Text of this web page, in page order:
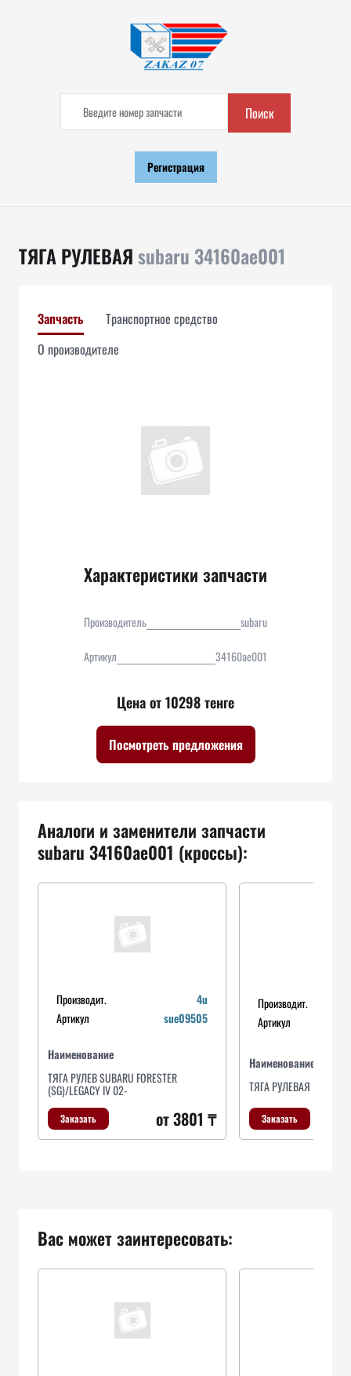
Поиск
Регистрация
ТЯГА РУЛЕВАЯ subaru 34160ae001
Запчасть
Транспортное средство
О производителе
Характеристики запчасти
Производитель subaru
Артикул 34160ae001
Цена от 10298 тенге
Посмотреть предложения
Аналоги и заменители запчасти
subaru 34160ae001 (кроссы):
Производит.
4u
Артикул
sue09505
Наименование
ТЯГА РУЛЕВ SUBARU FORESTER
(SG)/LEGACY IV 02-
Заказать от 3801 ₸
Производит.
Артикул
Наименование
ТЯГА РУЛЕВАЯ
Заказать
Вас может заинтересовать: